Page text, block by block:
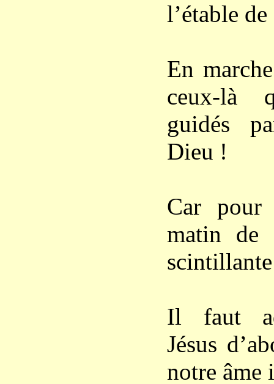
l’étable
En
ceux-là
guidés
Dieu !
Car pour
matin de
Il faut
Jésus
notre âme